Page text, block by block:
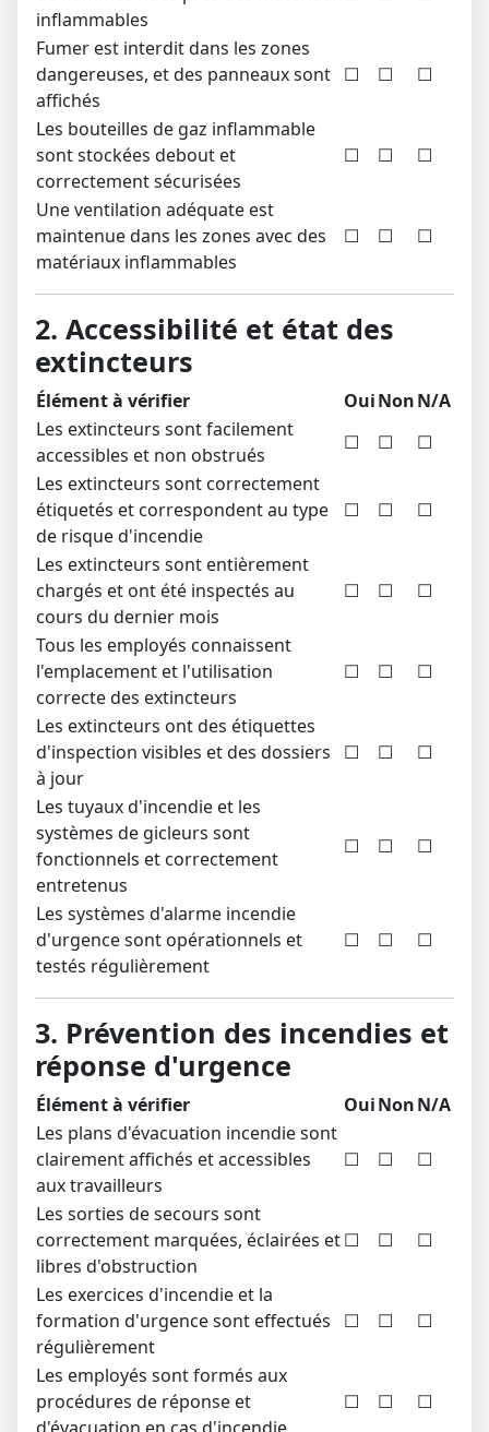
inflammables
Fumer est interdit dans les zones
dangereuses, et des panneaux sont
affichés
☐ ☐ ☐
Les bouteilles de gaz inflammable
sont stockées debout et
correctement sécurisées
☐ ☐ ☐
Une ventilation adéquate est
maintenue dans les zones avec des
matériaux inflammables
☐ ☐ ☐
2. Accessibilité et état des
extincteurs
Élément à vérifier OuiNonN/A
Les extincteurs sont facilement
accessibles et non obstrués
☐ ☐
☐
Les extincteurs sont correctement
étiquetés et correspondent au type
de risque d'incendie
☐ ☐ ☐
Les extincteurs sont entièrement
chargés et ont été inspectés au
cours du dernier mois
☐ ☐ ☐
Tous les employés connaissent
l'emplacement et l'utilisation
correcte des extincteurs
☐ ☐ ☐
Les extincteurs ont des étiquettes
d'inspection visibles et des dossiers
à jour
☐ ☐ ☐
Les tuyaux d'incendie et les
systèmes de gicleurs sont
fonctionnels et correctement
entretenus
☐ ☐ ☐
Les systèmes d'alarme incendie
d'urgence sont opérationnels et
testés régulièrement
☐ ☐ ☐
3. Prévention des incendies et
réponse d'urgence
Élément à vérifier OuiNonN/A
Les plans d'évacuation incendie sont
clairement affichés et accessibles
aux travailleurs
☐ ☐ ☐
Les sorties de secours sont
correctement marquées, éclairées et
libres d'obstruction
☐ ☐ ☐
Les exercices d'incendie et la
formation d'urgence sont effectués
régulièrement
☐ ☐ ☐
Les employés sont formés aux
procédures de réponse et
☐ ☐ ☐